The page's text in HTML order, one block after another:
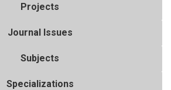
Projects
Journal Issues
Subjects
Specializations